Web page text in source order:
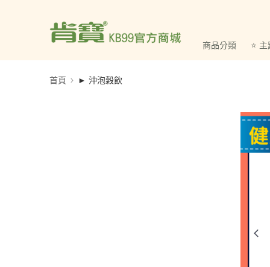
商品分類 ⭐
首頁 ► 沖泡穀飲